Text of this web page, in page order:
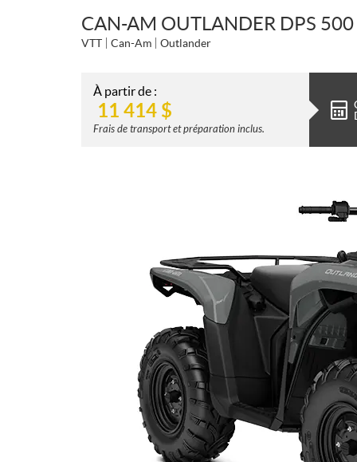
CAN-AM OUTLANDER DPS
VTT Can-Am Outlander
À partir de :
11 414 $
Frais de transport et préparation inclus.